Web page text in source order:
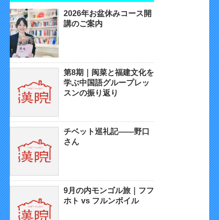
2026年お盆休みコース開
講のご案内
第8期｜闽菜と福建文化を
学ぶ中国語グループレッ
スンの振り返り
チベット巡礼記——野口
さん
9月の内モンゴル旅｜フフ
ホト vs フルンボイル